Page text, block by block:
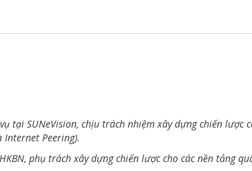
tại SUNeVision, chịu trách nhiệm xây dựng chiến lược
Peering).
phụ trách xây dựng chiến lược cho các nền tảng